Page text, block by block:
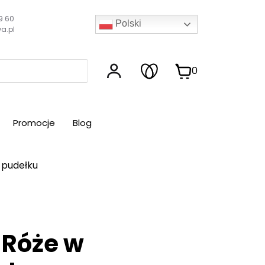
60
Polski
0
Promocje Blog
w